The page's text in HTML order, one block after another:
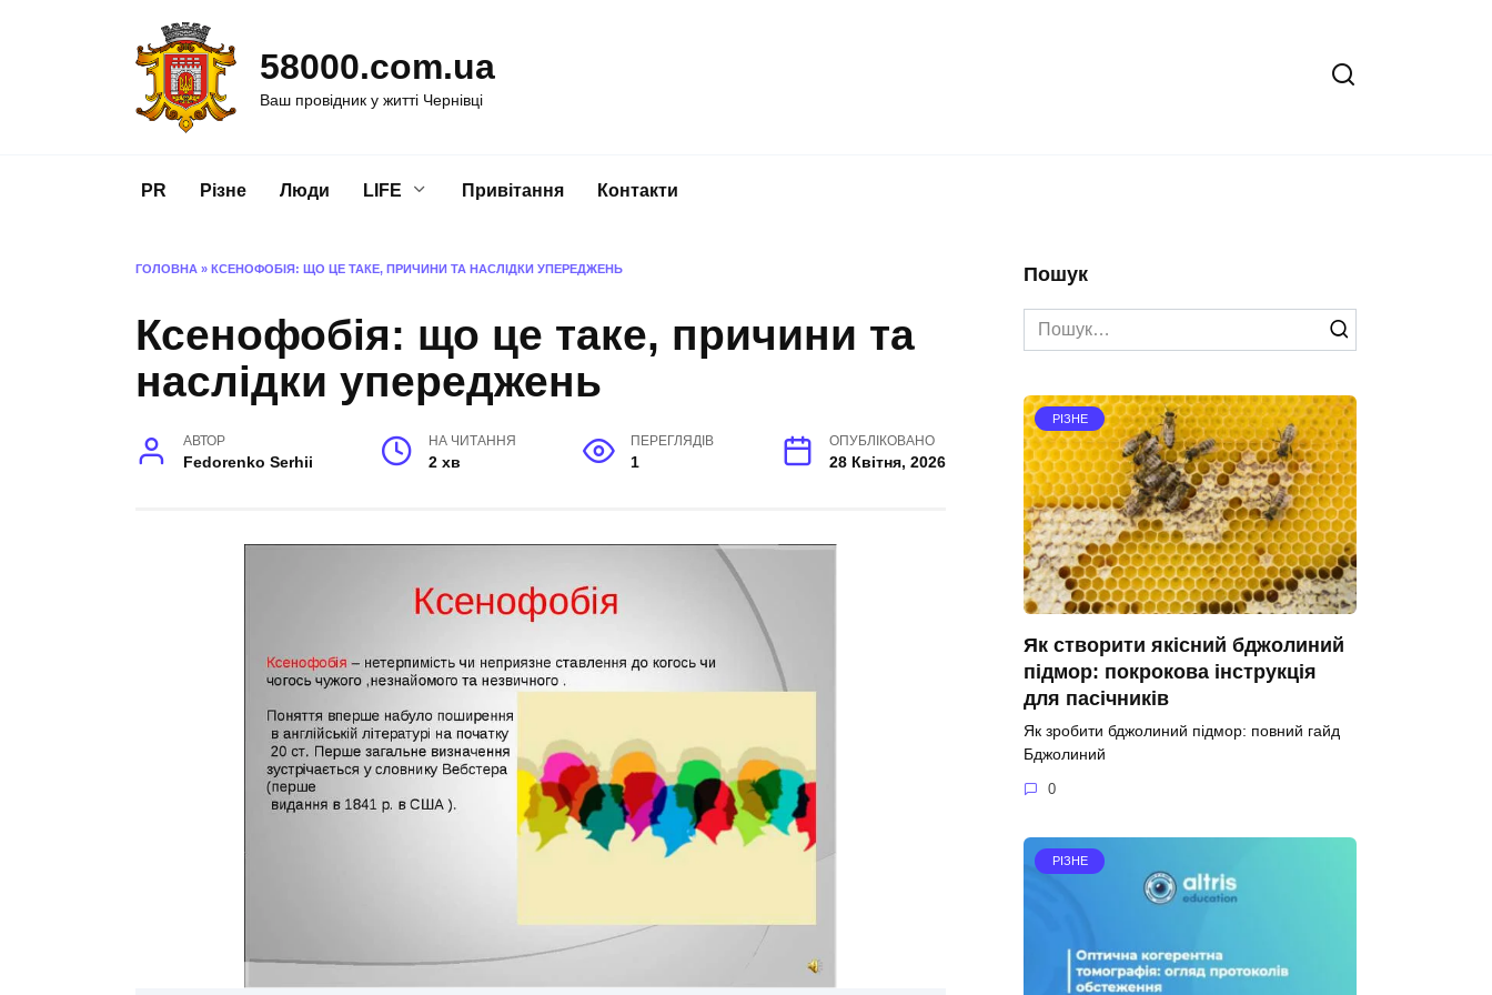
58000.com.ua
Ваш провідник у житті Чернівці
PR Різне Люди LIFE Привітання Контакти
ГОЛОВНА » КСЕНОФОБІЯ: ЩО ЦЕ ТАКЕ, ПРИЧИНИ ТА НАСЛІДКИ УПЕРЕДЖЕНЬ
Ксенофобія: що це таке, причини та
наслідки упереджень
АВТОР
Fedorenko Serhii
НА ЧИТАННЯ
2 хв
ПЕРЕГЛЯДІВ
1
ОПУБЛІКОВАНО
28 Квітня, 2026
Пошук
Search
for:
РІЗНЕ
Як створити якісний бджолиний
підмор: покрокова інструкція
для пасічників
Як зробити бджолиний підмор: повний гайд
Бджолиний
0
РІЗНЕ